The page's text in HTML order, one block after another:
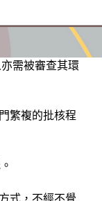
需被審查其環
繁複的批核程